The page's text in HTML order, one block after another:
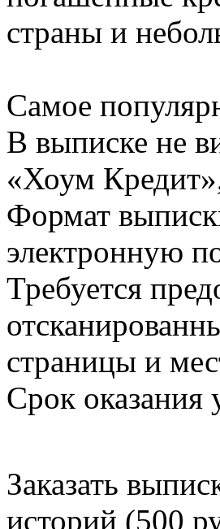
страны и
Самое
В выписке не
«Хоум
Формат
электронную
Требуется
страницы и
Срок оказания
Заказать
историй (500